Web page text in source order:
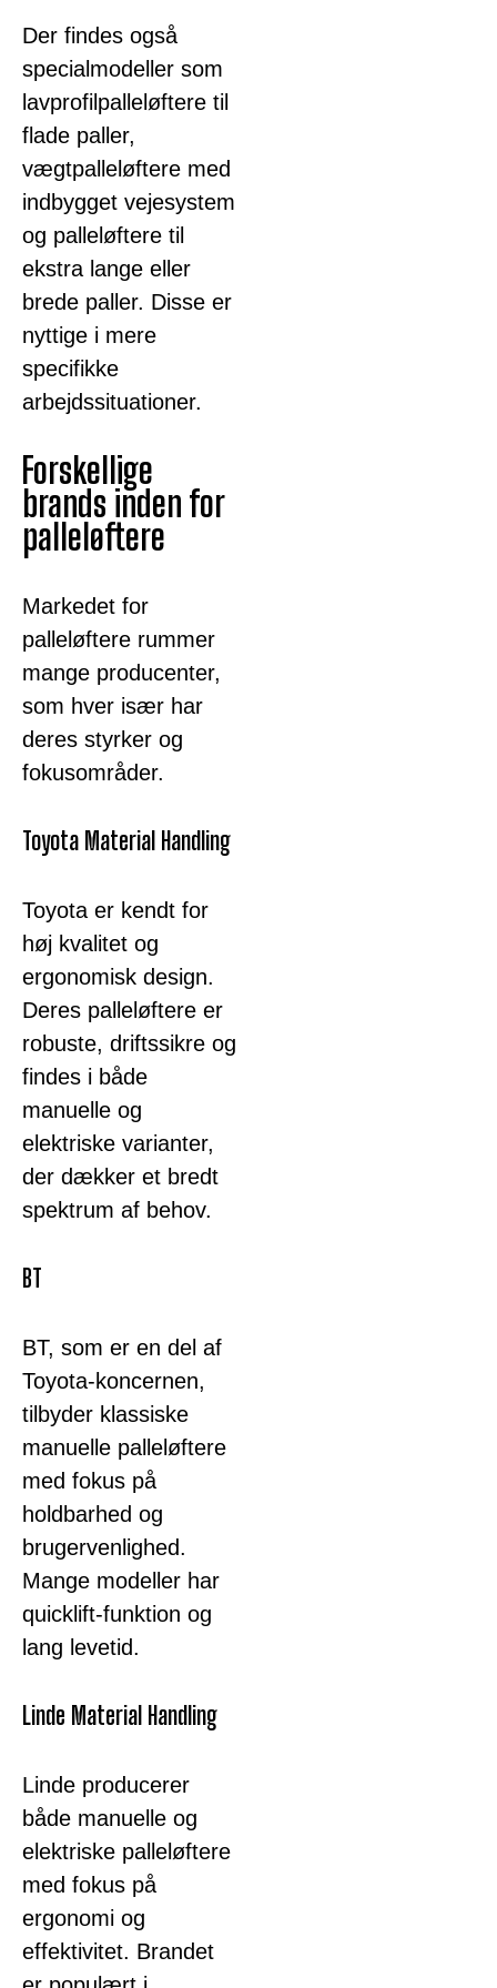
Der findes også
specialmodeller som
lavprofilpalleløftere til
flade paller,
vægtpalleløftere med
indbygget vejesystem
og palleløftere til
ekstra lange eller
brede paller. Disse er
nyttige i mere
specifikke
arbejdssituationer.
Forskellige
brands inden for
palleløftere
Markedet for
palleløftere rummer
mange producenter,
som hver især har
deres styrker og
fokusområder.
Toyota Material Handling
Toyota er kendt for
høj kvalitet og
ergonomisk design.
Deres palleløftere er
robuste, driftssikre og
findes i både
manuelle og
elektriske varianter,
der dækker et bredt
spektrum af behov.
BT
BT, som er en del af
Toyota-koncernen,
tilbyder klassiske
manuelle palleløftere
med fokus på
holdbarhed og
brugervenlighed.
Mange modeller har
quicklift-funktion og
lang levetid.
Linde Material Handling
Linde producerer
både manuelle og
elektriske palleløftere
med fokus på
ergonomi og
effektivitet. Brandet